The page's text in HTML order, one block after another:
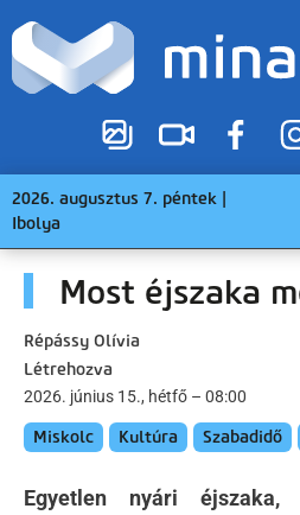
2026. augusztus 7. péntek |
Ibolya
Most éjszaka
Répássy Olívia
Létrehozva
2026. június 15., hétfő – 08:00
Miskolc Kultúra Szabadidő
Egyetlen nyári